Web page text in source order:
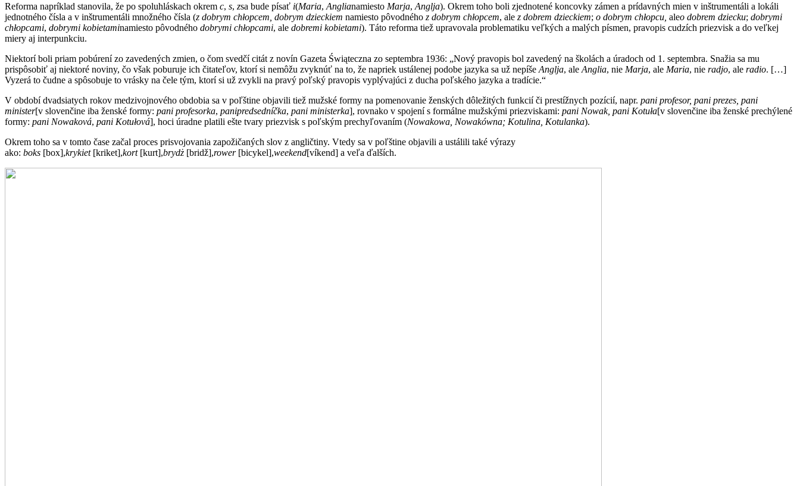
Reforma napríklad stanovila, že po spoluhláskach okrem c, s, zsa bude písať i(Maria, Anglianamiesto Marja, Anglja). Okrem toho boli zjednotené koncovky zámen a prídavných mien v inštrumentáli a lokáli
jednotného čísla a v inštrumentáli množného čísla (z dobrym chłopcem, dobrym dzieckiem namiesto pôvodného z dobrym chłopcem, ale z dobrem dzieckiem; o dobrym chłopcu, aleo dobrem dziecku; dobrymi
chłopcami, dobrymi kobietaminamiesto pôvodného dobrymi chłopcami, ale dobremi kobietami). Táto reforma tiež upravovala problematiku veľkých a malých písmen, pravopis cudzích priezvisk a do veľkej
miery aj interpunkciu.
Niektorí boli priam pobúrení zo zavedených zmien, o čom svedčí citát z novín Gazeta Świąteczna zo septembra 1936: „Nový pravopis bol zavedený na školách a úradoch od 1. septembra. Snažia sa mu
prispôsobiť aj niektoré noviny, čo však poburuje ich čitateľov, ktorí si nemôžu zvyknúť na to, že napriek ustálenej podobe jazyka sa už nepíše Anglja, ale Anglia, nie Marja, ale Maria, nie radjo, ale radio. […]
Vyzerá to čudne a spôsobuje to vrásky na čele tým, ktorí si už zvykli na pravý poľský pravopis vyplývajúci z ducha poľského jazyka a tradície.“
V období dvadsiatych rokov medzivojnového obdobia sa v poľštine objavili tiež mužské formy na pomenovanie ženských dôležitých funkcií či prestížnych pozícií, napr. pani profesor, pani prezes, pani
minister[v slovenčine iba ženské formy: pani profesorka, panipredsedníčka, pani ministerka], rovnako v spojení s formálne mužskými priezviskami: pani Nowak, pani Kotuła[v slovenčine iba ženské prechýlené
formy: pani Nowaková, pani Kotułová], hoci úradne platili ešte tvary priezvisk s poľským prechyľovaním (Nowakowa, Nowakówna; Kotulina, Kotulanka).
Okrem toho sa v tomto čase začal proces prisvojovania zapožičaných slov z angličtiny. Vtedy sa v poľštine objavili a ustálili také výrazy
ako: boks [box],krykiet [kriket],kort [kurt],brydż [bridž],rower [bicykel],weekend[víkend] a veľa ďalších.